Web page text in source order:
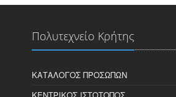
Πολυτεχνείο Κρήτης
ΚΑΤΆΛΟΓΟΣ ΠΡΟΣΏΠΩΝ